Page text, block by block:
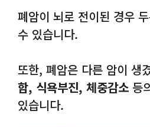
폐암이 뇌로 전이된 경우
수 있습니다.
또한, 폐암은 다른 암이 생
함, 식욕부진, 체중감소 등
있습니다.